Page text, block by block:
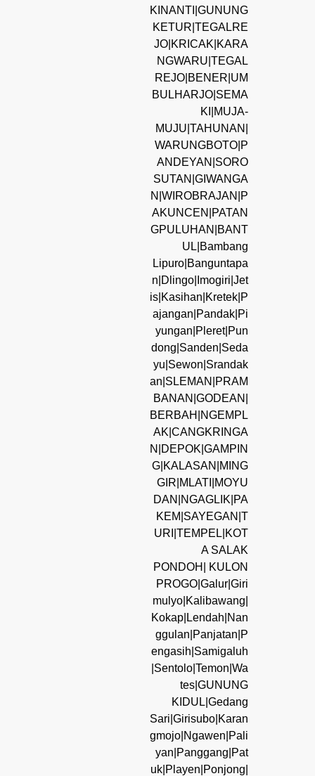
KINANTI|GUNUNG
KETUR|TEGALRE
JO|KRICAK|KARA
NGWARU|TEGAL
REJO|BENER|UM
BULHARJO|SEMA
KI|MUJA-
MUJU|TAHUNAN|
WARUNGBOTO|P
ANDEYAN|SORO
SUTAN|GIWANGA
N|WIROBRAJAN|P
AKUNCEN|PATAN
GPULUHAN|BANT
UL|Bambang
Lipuro|Banguntapa
n|Dlingo|Imogiri|Jet
is|Kasihan|Kretek|P
ajangan|Pandak|Pi
yungan|Pleret|Pun
dong|Sanden|Seda
yu|Sewon|Srandak
an|SLEMAN|PRAM
BANAN|GODEAN|
BERBAH|NGEMPL
AK|CANGKRINGA
N|DEPOK|GAMPIN
G|KALASAN|MING
GIR|MLATI|MOYU
DAN|NGAGLIK|PA
KEM|SAYEGAN|T
URI|TEMPEL|KOT
A SALAK
PONDOH| KULON
PROGO|Galur|Giri
mulyo|Kalibawang|
Kokap|Lendah|Nan
ggulan|Panjatan|P
engasih|Samigaluh
|Sentolo|Temon|Wa
tes|GUNUNG
KIDUL|Gedang
Sari|Girisubo|Karan
gmojo|Ngawen|Pali
yan|Panggang|Pat
uk|Playen|Ponjong|